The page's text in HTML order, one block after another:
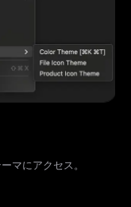
マにアクセス。